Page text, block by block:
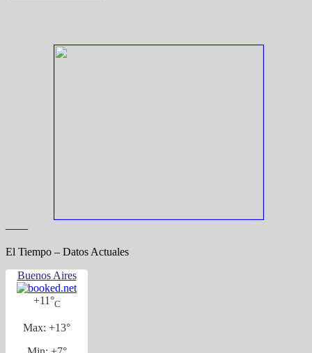
——
El Tiempo – Datos Actuales
Buenos Aires
+11°C
Max: +13°